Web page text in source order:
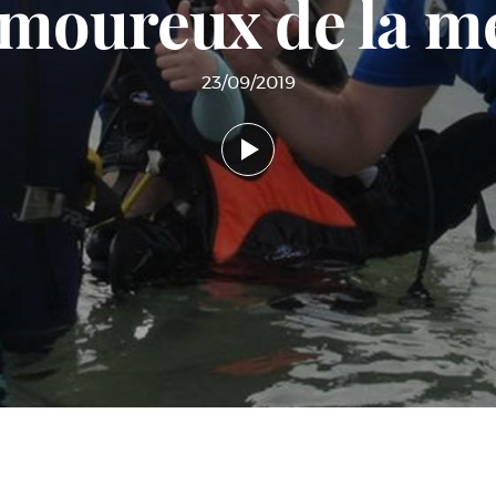
de la
23/09/2019